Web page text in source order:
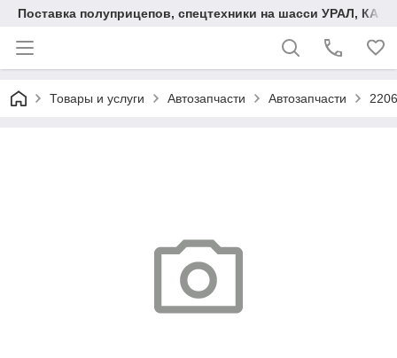
Поставка полуприцепов, спецтехники на шасси УРАЛ,
Товары и услуги Автозапчасти Автозапчасти